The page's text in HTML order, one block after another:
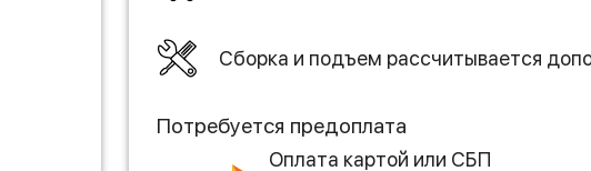
Сборка и подъем рассчитывается
Потребуется предоплата
Оплата картой или СБП